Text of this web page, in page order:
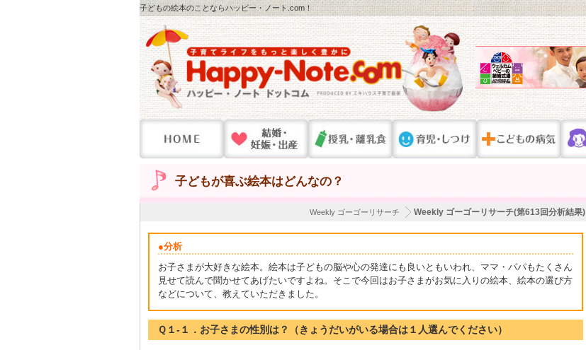
子どもの絵本のことならハッピー・ノート.com！
子どもが喜ぶ絵本はどんなの？
Weekly ゴーゴーリサーチ(第613回分析結果)
Weekly ゴーゴーリサーチ
●分析
お子さまが大好きな絵本。絵本は子どもの脳や心の発達にも良いともいわれ、ママ・パパもたくさん
見せて読んで聞かせてあげたいですよね。そこで今回はお子さまがお気に入りの絵本、絵本の選び方
などについて、教えていただきました。
Ｑ１-１．お子さまの性別は？（きょうだいがいる場合は１人選んでください）